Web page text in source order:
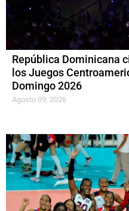
República Dominicana
los Juegos
Domingo 2026
Agosto 09, 2026